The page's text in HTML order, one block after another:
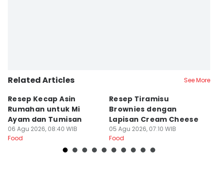
Related Articles See More
Resep Kecap Asin
Rumahan untuk Mi
Ayam dan Tumisan
06 Agu 2026, 08:40 WIB
Food
Resep Tiramisu
Brownies dengan
Lapisan Cream Cheese
05 Agu 2026, 07:10 WIB
Food